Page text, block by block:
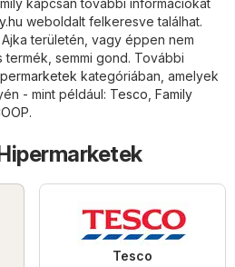
kapcsán további információkat
weboldalt felkeresve találhat.
területén, vagy éppen nem
semmi gond. További
kategóriában, amelyek
- mint például: Tesco Family
.
Tesco